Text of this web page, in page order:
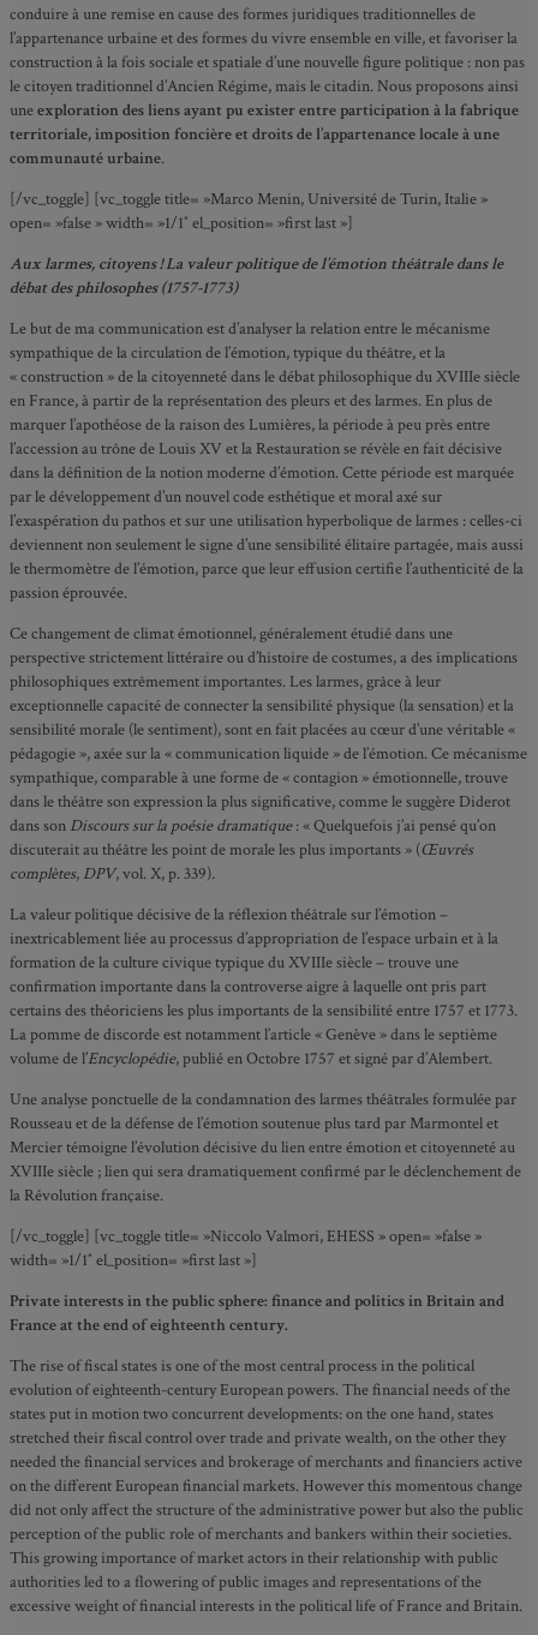
conduire à une remise en cause des formes juridiques traditionnelles de
l’appartenance urbaine et des formes du vivre ensemble en ville, et favoriser la
construction à la fois sociale et spatiale d’une nouvelle figure politique : non pas
le citoyen traditionnel d’Ancien Régime, mais le citadin. Nous proposons ainsi
uneexploration des liens ayant pu exister entre participation à la fabrique
territoriale, imposition foncière et droits de l’appartenance locale à une
communauté urbaine.
[/vc_toggle] [vc_toggle title= »Marco Menin, Université de Turin, Italie »
open= »false » width= »1/1″ el_position= »first last »]
Aux larmes, citoyens ! La valeur politique de l’émotion théâtrale dans le
débat des philosophes (1757-1773)
Le but de ma communication est d’analyser la relation entre le mécanisme
sympathique de la circulation de l’émotion, typique du théâtre, et la
« construction » de la citoyenneté dans le débat philosophique du XVIIIe siècle
en France, à partir de la représentation des pleurs et des larmes. En plus de
marquer l’apothéose de la raison des Lumières, la période à peu près entre
l’accession au trône de Louis XV et la Restauration se révèle en fait décisive
dans la définition de la notion moderne d’émotion. Cette période est marquée
par le développement d’un nouvel code esthétique et moral axé sur
l’exaspération du pathos et sur une utilisation hyperbolique de larmes : celles-ci
deviennent non seulement le signe d’une sensibilité élitaire partagée, mais aussi
le thermomètre de l’émotion, parce que leur effusion certifie l’authenticité de la
passion éprouvée.
Ce changement de climat émotionnel, généralement étudié dans une
perspective strictement littéraire ou d’histoire de costumes, a des implications
philosophiques extrêmement importantes. Les larmes, grâce à leur
exceptionnelle capacité de connecter la sensibilité physique (la sensation) et la
sensibilité morale (le sentiment), sont en fait placées au cœur d’une véritable «
pédagogie », axée sur la « communication liquide » de l’émotion. Ce mécanisme
sympathique, comparable à une forme de « contagion » émotionnelle, trouve
dans le théâtre son expression la plus significative, comme le suggère Diderot
dans son Discours sur la poésie dramatique: « Quelquefois j’ai pensé qu’on
discuterait au théâtre les point de morale les plus importants » (Œuvrés
complètes, DPV, vol. X, p. 339).
La valeur politique décisive de la réflexion théâtrale sur l’émotion –
inextricablement liée au processus d’appropriation de l’espace urbain et à la
formation de la culture civique typique du XVIIIe siècle – trouve une
confirmation importante dans la controverse aigre à laquelle ont pris part
certains des théoriciens les plus importants de la sensibilité entre 1757 et 1773.
La pomme de discorde est notamment l’article « Genève » dans le septième
volume de l’Encyclopédie, publié en Octobre 1757 et signé par d’Alembert.
Une analyse ponctuelle de la condamnation des larmes théâtrales formulée par
Rousseau et de la défense de l’émotion soutenue plus tard par Marmontel et
Mercier témoigne l’évolution décisive du lien entre émotion et citoyenneté au
XVIIIe siècle ; lien qui sera dramatiquement confirmé par le déclenchement de
la Révolution française.
[/vc_toggle] [vc_toggle title= »Niccolo Valmori, EHESS » open= »false »
width= »1/1″ el_position= »first last »]
Private interests in the public sphere: finance and politics in Britain and
France at the end of eighteenth century.
The rise of fiscal states is one of the most central process in the political
evolution of eighteenth-century European powers. The financial needs of the
states put in motion two concurrent developments: on the one hand, states
stretched their fiscal control over trade and private wealth, on the other they
needed the financial services and brokerage of merchants and financiers active
on the different European financial markets. However this momentous change
did not only affect the structure of the administrative power but also the public
perception of the public role of merchants and bankers within their societies.
This growing importance of market actors in their relationship with public
authorities led to a flowering of public images and representations of the
excessive weight of financial interests in the political life of France and Britain.